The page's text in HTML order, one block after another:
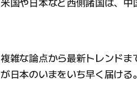
米国や日本など西側諸国は、中
複雑な論点から最新トレンドま
が日本のいまをいち早く届ける。